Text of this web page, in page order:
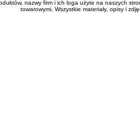
nazwy firm i ich loga użyte na naszych
towarowymi. Wszystkie materiały, opisy i